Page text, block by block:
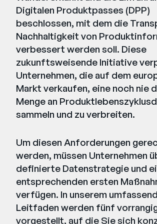
Digitalen Produktpasses (DPP)
beschlossen, mit dem die
Nachhaltigkeit von
verbessert werden soll. Diese
zukunftsweisende Initiative
Unternehmen, die auf dem
Markt verkaufen, eine noch nie
Menge an
sammeln und zu verbreiten.
Um diesen Anforderungen
werden, müssen Unternehmen
definierte Datenstrategie und
entsprechenden ersten
verfügen. In unserem
Leitfaden werden fünf
vorgestellt, auf die Sie sich